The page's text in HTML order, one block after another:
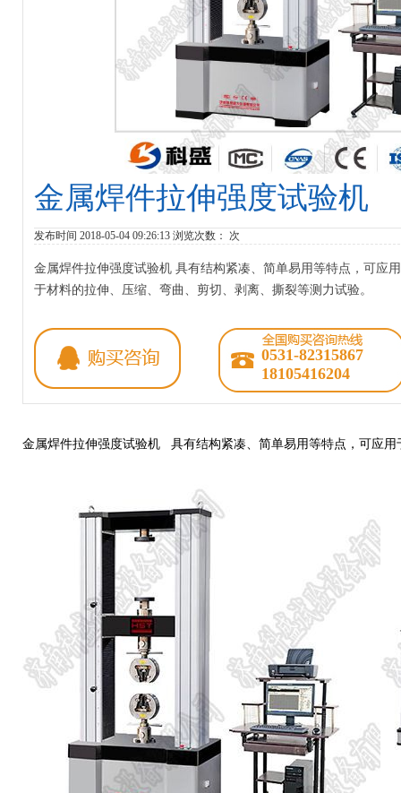
金属焊件拉伸强度试验机
发布时间 2018-05-04 09:26:13 浏览次数： 次
金属焊件拉伸强度试验机 具有结构紧凑、简单易用等特点，可应用
于材料的拉伸、压缩、弯曲、剪切、剥离、撕裂等测力试验。
0531-82315867
18105416204
金属焊件拉伸强度试验机 具有结构紧凑、简单易用等特点，可应